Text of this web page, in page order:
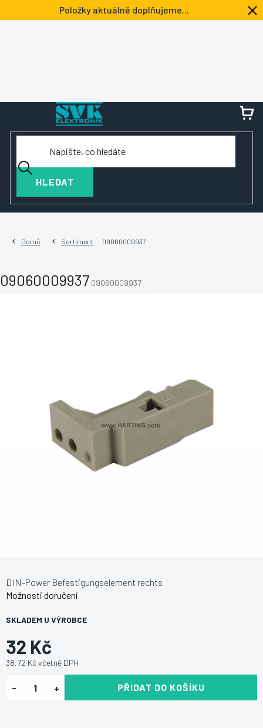
na
Položky aktuálně doplňujeme...
HLEDAT
Domů Sortiment 09060009937
09060009937 09060009937
32 Kč
38,72 Kč včetně DPH
SKLADEM U VÝROBCE
Možnosti doručení
PŘIDAT DO KOŠÍKU
DIN-Power Befestigungselement rechts